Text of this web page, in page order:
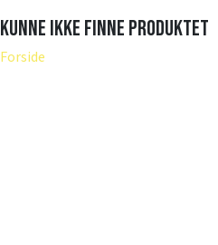
Kunne ikke finne produktet
Forside